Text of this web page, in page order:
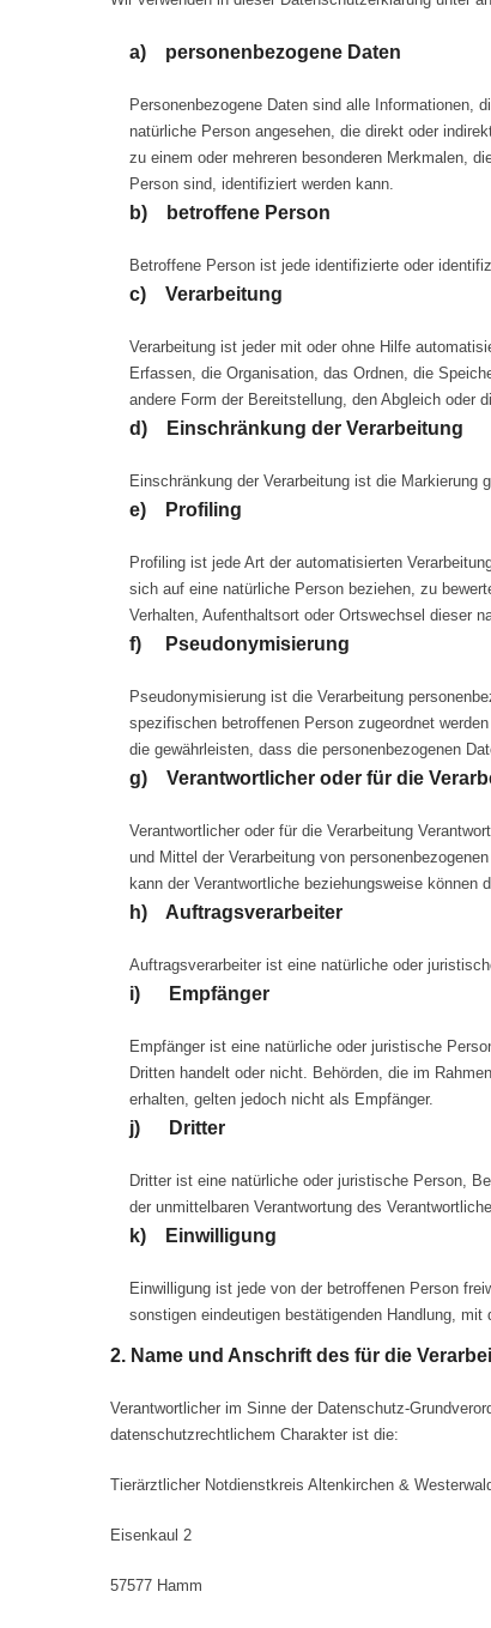
a) personenbezogene Daten
Personenbezogene Daten sind alle Informationen,
natürliche Person angesehen, die direkt oder
zu einem oder mehreren besonderen Merkmalen,
Person sind, identifiziert werden kann.
b) betroffene Person
Betroffene Person ist jede identifizierte oder
c) Verarbeitung
Verarbeitung ist jeder mit oder ohne Hilfe
Erfassen, die Organisation, das Ordnen, die
andere Form der Bereitstellung, den Abgleich oder
d) Einschränkung der Verarbeitung
Einschränkung der Verarbeitung ist die Markierung
e) Profiling
Profiling ist jede Art der automatisierten
sich auf eine natürliche Person beziehen, zu
Verhalten, Aufenthaltsort oder Ortswechsel dieser
f) Pseudonymisierung
Pseudonymisierung ist die Verarbeitung
spezifischen betroffenen Person zugeordnet
die gewährleisten, dass die personenbezogenen
g) Verantwortlicher oder für die
Verantwortlicher oder für die Verarbeitung
und Mittel der Verarbeitung von
kann der Verantwortliche beziehungsweise
h) Auftragsverarbeiter
Auftragsverarbeiter ist eine natürliche oder
i) Empfänger
Empfänger ist eine natürliche oder juristische
Dritten handelt oder nicht. Behörden, die im
erhalten, gelten jedoch nicht als Empfänger.
j) Dritter
Dritter ist eine natürliche oder juristische Person,
der unmittelbaren Verantwortung des
k) Einwilligung
Einwilligung ist jede von der betroffenen Person
sonstigen eindeutigen bestätigenden Handlung,
2. Name und Anschrift des für die
Verantwortlicher im Sinne der Datenschutz-
datenschutzrechtlichem Charakter ist die:
Tierärztlicher Notdienstkreis Altenkirchen &
Eisenkaul 2
57577 Hamm